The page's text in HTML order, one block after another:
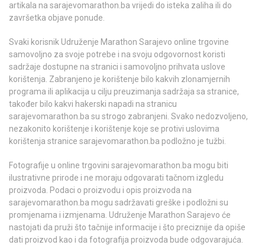
artikala na sarajevomarathon.ba vrijedi do isteka zaliha ili do
završetka objave ponude.
Svaki korisnik Udruženje Marathon Sarajevo online trgovine
samovoljno za svoje potrebe i na svoju odgovornost koristi
sadržaje dostupne na stranici i samovoljno prihvata uslove
korištenja. Zabranjeno je korištenje bilo kakvih zlonamjernih
programa ili aplikacija u cilju preuzimanja sadržaja sa stranice,
također bilo kakvi hakerski napadi na stranicu
sarajevomarathon.ba su strogo zabranjeni. Svako nedozvoljeno,
nezakonito korištenje i korištenje koje se protivi uslovima
korištenja stranice sarajevomarathon.ba podložno je tužbi.
Fotografije u online trgovini sarajevomarathon.ba mogu biti
ilustrativne prirode i ne moraju odgovarati tačnom izgledu
proizvoda. Podaci o proizvodu i opis proizvoda na
sarajevomarathon.ba mogu sadržavati greške i podložni su
promjenama i izmjenama. Udruženje Marathon Sarajevo će
nastojati da pruži što tačnije informacije i što preciznije da opiše
dati proizvod kao i da fotografija proizvoda bude odgovarajuća.